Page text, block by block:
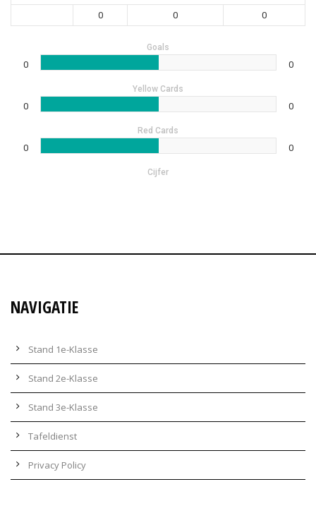
0 0 0
Goals
0 0
Yellow Cards
0 0
Red Cards
0 0
Cijfer
NAVIGATIE
Stand 1e-Klasse
Stand 2e-Klasse
Stand 3e-Klasse
Tafeldienst
Privacy Policy